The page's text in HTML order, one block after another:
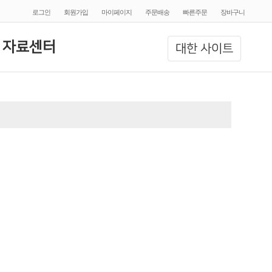
로그인 회원가입 마이페이지 주문배송 빠른주문 장바구니
대한 사이트
료센터